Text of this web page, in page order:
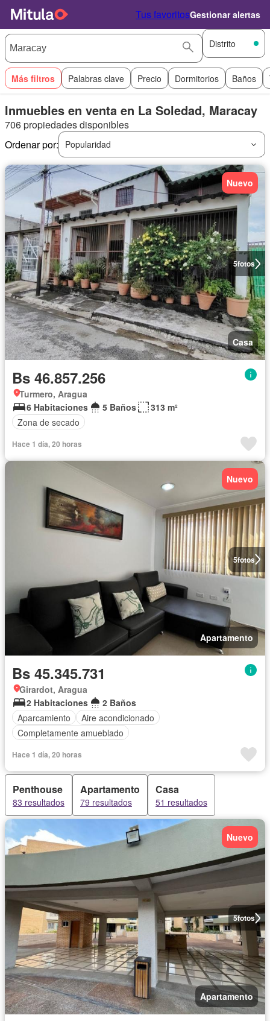
Tus favoritosGestionar alertas
Distrito
Más filtros Palabras clave Precio Dormitorios Baños
Inmuebles en venta en La Soledad, Maracay
706 propiedades disponibles
Ordenar por:
Popularidad
5fotos
Nuevo
Casa
Bs 46.857.256
Turmero, Aragua
6 Habitaciones
5 Baños
313 m²
Zona de secado
Hace 1 día, 20 horas
5fotos
Nuevo
Apartamento
Bs 45.345.731
Girardot, Aragua
2 Habitaciones
2 Baños
Aparcamiento
Aire acondicionado
Completamente amueblado
Hace 1 día, 20 horas
Penthouse
83 resultados
Apartamento
79 resultados
Casa
51 resultados
5fotos
Nuevo
Apartamento